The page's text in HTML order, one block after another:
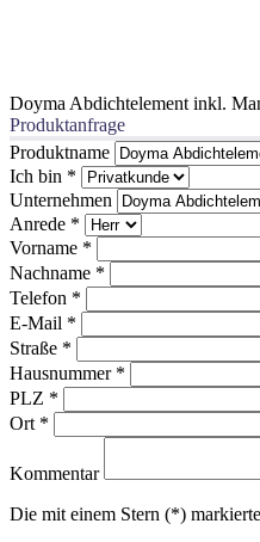
Doyma Abdichtelement inkl.
Produktanfrage
Produktname
Ich bin *
Unternehmen
Anrede *
Vorname *
Nachname *
Telefon *
E-Mail *
Straße *
Hausnummer *
PLZ *
Ort *
Kommentar
Die mit einem Stern (*)